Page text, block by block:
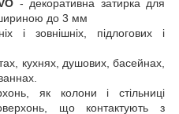
- декоративна затирка для
до 3 мм
і зовнішніх, підлогових і
кухнях, душових, басейнах,
як колони і стільниці
що контактують з